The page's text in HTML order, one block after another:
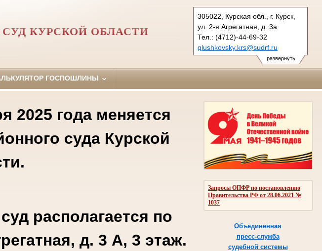
развернуть
305022, Курская обл., г. Курск,
ул. 2-я Агрегатная, д. 3а
Тел.: (4712)-44-69-32
glushkovsky.krs@sudrf.ru
КУРСКОЙ ОБЛАСТИ
ГОСПОШЛИНЫ
Запросы ОПФР по постановлению
Правительства РФ от 28.06.2021 №
1037
Объединенная
пресс-служба
судебной системы
2025 года меняется
суда Курской
располагается по
д. 3 А, 3 этаж.